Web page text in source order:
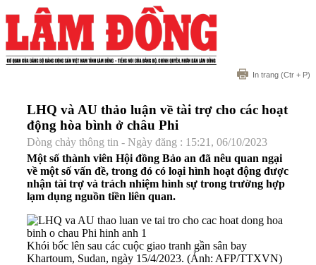
In trang (Ctr + P)
LHQ và AU thảo luận về tài trợ cho các hoạt
động hòa bình ở châu Phi
Dòng chảy thông tin - Ngày đăng : 15:21, 06/10/2023
Một số thành viên Hội đồng Bảo an đã nêu quan ngại
về một số vấn đề, trong đó có loại hình hoạt động được
nhận tài trợ và trách nhiệm hình sự trong trường hợp
lạm dụng nguồn tiền liên quan.
Khói bốc lên sau các cuộc giao tranh gần sân bay
Khartoum, Sudan, ngày 15/4/2023. (Ảnh: AFP/TTXVN)